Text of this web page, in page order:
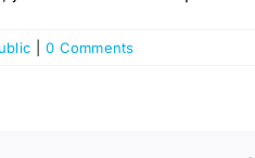
0 Comments